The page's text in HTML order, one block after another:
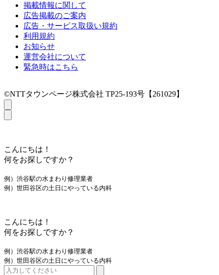
掲載情報に関して
広告掲載のご案内
広告・サービス取扱い規約
利用規約
お知らせ
運営会社について
緊急時はこちら
©NTTタウンページ株式会社 TP25-193号【261029】
こんにちは！
何をお探しですか？
例）渋谷駅の水まわり修理業者
例）世田谷区の土日にやっている内科
こんにちは！
何をお探しですか？
例）渋谷駅の水まわり修理業者
例）世田谷区の土日にやっている内科